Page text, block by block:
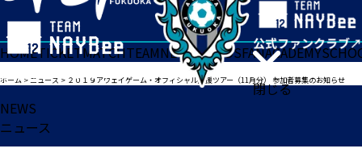
閉じる
HOMETICKETMATCHTEAMNEWSGOODSFANACADEMY
ホーム >ニュース > ２０１９アウェイゲーム・オフィシャル応援ツアー（11月分） 参加者募集のお知らせ
NEWS
ニュース